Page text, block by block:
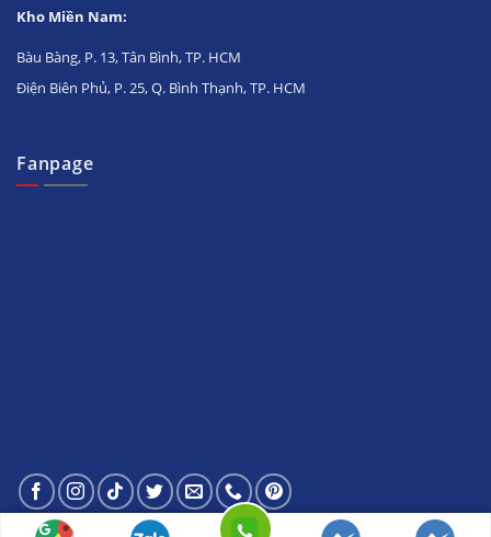
Kho Miền Nam:
Bàu Bàng, P. 13, Tân Bình, TP. HCM
Điện Biên Phủ, P. 25, Q. Bình Thạnh, TP. HCM
Fanpage